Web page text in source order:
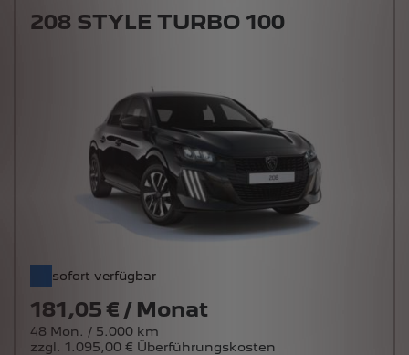
208 STYLE TURBO 100
sofort verfügbar
181,05 € / Monat
48 Mon. / 5.000 km
zzgl. 1.095,00 € Überführungskosten